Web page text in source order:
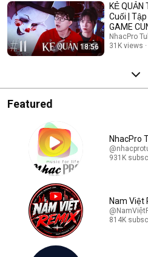
18:56
KẺ QUẢN
Cuối |
GAME
Drama
NhacPro
31K views
Featured
NhacPro
931K
Nam Việt
814K